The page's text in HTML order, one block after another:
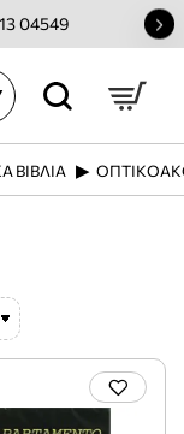
04549
ΒΙΒΛΙΑ